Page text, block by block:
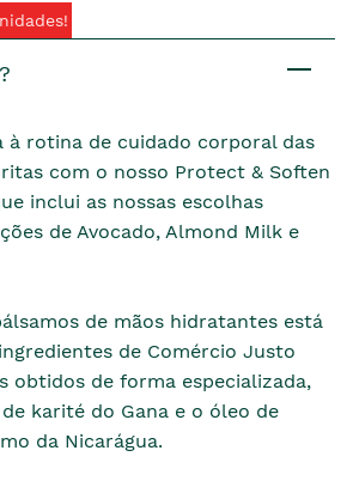
à rotina de cuidado corporal das
com o nosso Protect & Soften
inclui as nossas escolhas
de Avocado, Almond Milk e
de mãos hidratantes está
de Comércio Justo
obtidos de forma especializada,
karité do Gana e o óleo de
da Nicarágua.